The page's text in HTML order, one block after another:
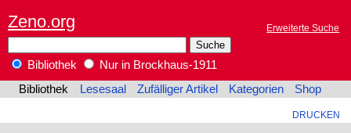
Zeno.org Erweiterte Suche
Bibliothek
Nur in Brockhaus-1911
Bibliothek
Lesesaal Zufälliger Artikel Kategorien Shop
DRUCKEN